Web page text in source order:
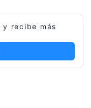
y recibe más